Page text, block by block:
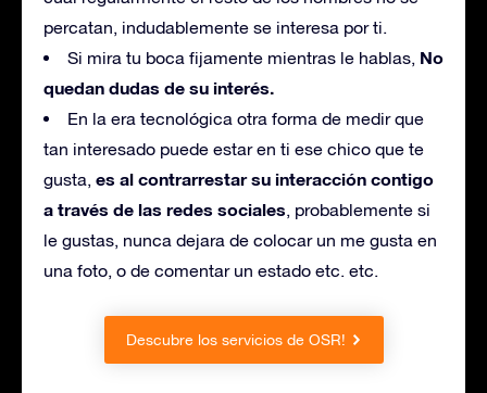
percatan, indudablemente se interesa por ti.
Si mira tu boca fijamente mientras le hablas, No
quedan dudas de su interés.
En la era tecnológica otra forma de medir que
tan interesado puede estar en ti ese chico que te
gusta, es al contrarrestar su interacción contigo
a través de las redes sociales, probablemente si
le gustas, nunca dejara de colocar un me gusta en
una foto, o de comentar un estado etc. etc.
Descubre los servicios de OSR!